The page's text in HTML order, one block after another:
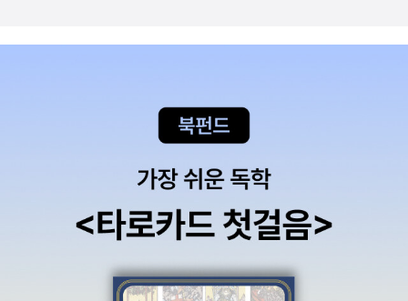
의 도시 탐구기』의 전면 개정 증보판 『도시독법』이다. 전 세계 주요
도시들이 지키고 보존해온 역사적 경관의 풍경들, 그 풍경들을 지키
우리에게 지극히 당연한 당위로 받아들여지는, 도시가 품고 있는 역
사적 경관의 보존은 과연 그렇게 당위들이 축적된 결과이기만 한 걸
요 도시부터 도시의 한 지역까지, 크고 작고, 넓고 좁고, 오래되고 비